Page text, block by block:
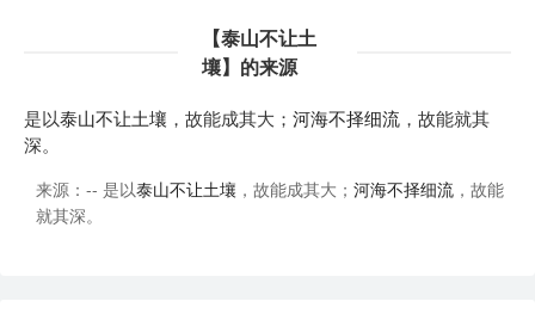
【泰山不让土
壤】的来源
是以泰山不让土壤 ，故能成其大； 河海不择细流 ，故能就其
深。
来源：-- 是以泰山不让土壤 ，故能成其大； 河海不择细流 ，故能
就其深。